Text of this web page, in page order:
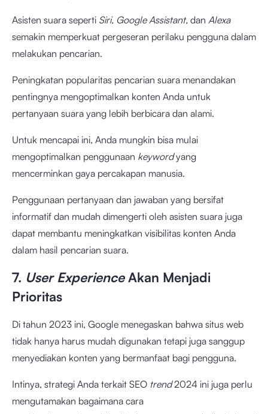
Asisten suara seperti Siri, Google Assistant, dan Alexa
semakin memperkuat pergeseran perilaku pengguna dalam
melakukan pencarian.
Peningkatan popularitas pencarian suara menandakan
pentingnya mengoptimalkan konten Anda untuk
pertanyaan suara yang lebih berbicara dan alami.
Untuk mencapai ini, Anda mungkin bisa mulai
mengoptimalkan penggunaan keywordyang
mencerminkan gaya percakapan manusia.
Penggunaan pertanyaan dan jawaban yang bersifat
informatif dan mudah dimengerti oleh asisten suara juga
dapat membantu meningkatkan visibilitas konten Anda
dalam hasil pencarian suara.
7. User ExperienceAkan Menjadi
Prioritas
Di tahun 2023 ini, Google menegaskan bahwa situs web
tidak hanya harus mudah digunakan tetapi juga sanggup
menyediakan konten yang bermanfaat bagi pengguna.
Intinya, strategi Anda terkait SEO trend2024 ini juga perlu
mengutamakan bagaimana cara